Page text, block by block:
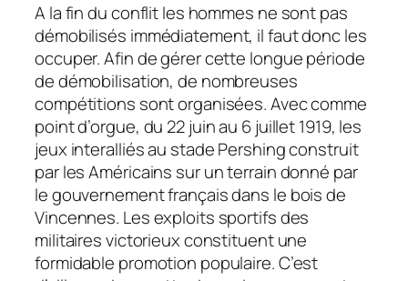
A la fin du conflit les hommes ne sont pas
démobilisés immédiatement, il faut donc les
occuper. Afin de gérer cette longue période
de démobilisation, de nombreuses
compétitions sont organisées. Avec comme
point d’orgue, du 22 juin au 6 juillet 1919, les
jeux interalliés au stade Pershing construit
par les Américains sur un terrain donné par
le gouvernement français dans le bois de
Vincennes. Les exploits sportifs des
militaires victorieux constituent une
formidable promotion populaire. C’est